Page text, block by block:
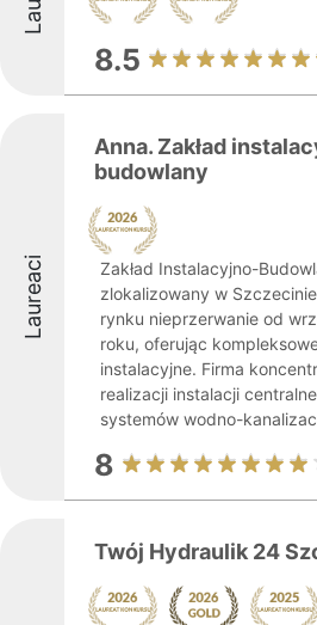
8.5
Laureaci
Anna. Zakład
budowlany
Zakład Instalacyjno-
zlokalizowany w
rynku nieprzerwanie od
roku, oferując
instalacyjne. Firma
realizacji instalacji
systemów wodno-
8
Twój Hydraulik 24